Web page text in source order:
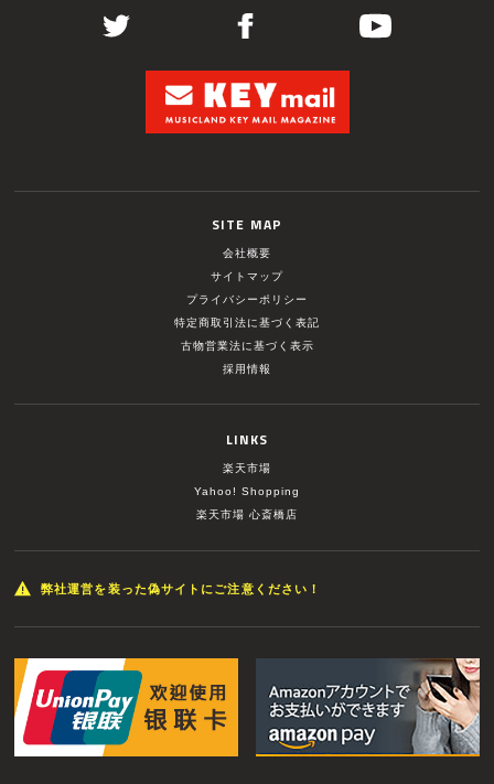
SITE MAP
会社概要
サイトマップ
プライバシーポリシー
特定商取引法に基づく表記
古物営業法に基づく表示
採用情報
LINKS
楽天市場
Yahoo! Shopping
楽天市場 心斎橋店
弊社運営を装った偽サイトにご注意ください！